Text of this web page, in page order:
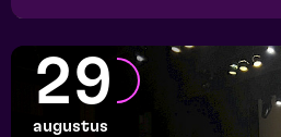
29
augustus